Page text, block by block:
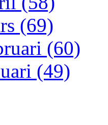
(69)
(60)
(49)